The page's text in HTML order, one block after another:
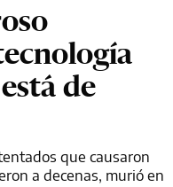
de
que causaron
a decenas, murió en